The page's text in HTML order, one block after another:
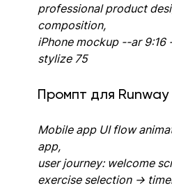
professional product
composition,
iPhone mockup --ar
stylize 75
Промпт для
Mobile app UI flow
app,
user journey: welcome
exercise selection →